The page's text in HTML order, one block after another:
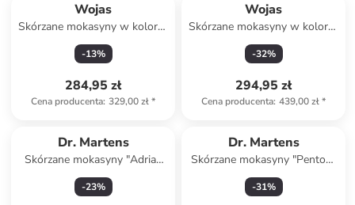
Wojas
Skórzane mokasyny w kolorze
granatowym
-13%
284,95 zł
Cena producenta: 329,00 zł*
Wojas
Skórzane mokasyny w kolorze
brązowym
-32%
294,95 zł
Cena producenta: 439,00 zł*
Dr. Martens
Skórzane mokasyny "Adrian
Snaffle" w kolorze czarnym
-23%
Dr. Martens
Skórzane mokasyny "Penton"
w kolorze czarnym
-31%